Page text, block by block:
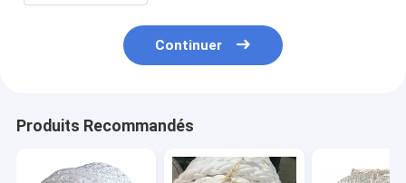
Continuer
Produits Recommandés